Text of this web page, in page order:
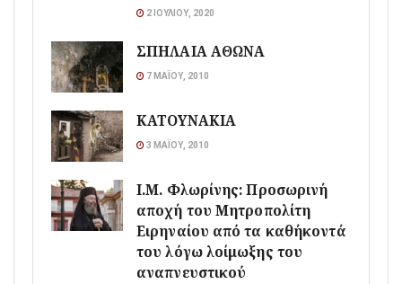
2 ΙΟΥΛΊΟΥ, 2020
ΣΠΗΛΑΙΑ ΑΘΩΝΑ
7 ΜΑΪ́ΟΥ, 2010
ΚΑΤΟΥΝΑΚΙΑ
3 ΜΑΪ́ΟΥ, 2010
Ι.Μ. Φλωρίνης: Προσωρινή
αποχή του Μητροπολίτη
Ειρηναίου από τα καθήκοντά
του λόγω λοίμωξης του
αναπνευστικού